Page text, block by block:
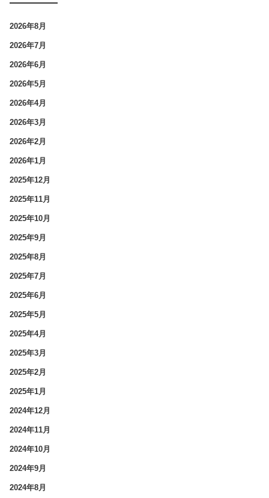
2026年8月
2026年7月
2026年6月
2026年5月
2026年4月
2026年3月
2026年2月
2026年1月
2025年12月
2025年11月
2025年10月
2025年9月
2025年8月
2025年7月
2025年6月
2025年5月
2025年4月
2025年3月
2025年2月
2025年1月
2024年12月
2024年11月
2024年10月
2024年9月
2024年8月